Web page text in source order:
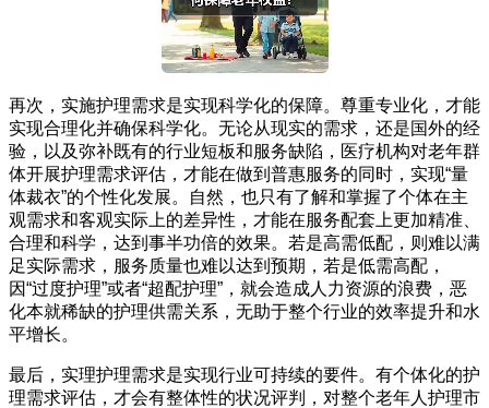
再次，实施护理需求是实现科学化的保障。尊重专业化，才能
实现合理化并确保科学化。无论从现实的需求，还是国外的经
验，以及弥补既有的行业短板和服务缺陷，医疗机构对老年群
体开展护理需求评估，才能在做到普惠服务的同时，实现“量
体裁衣”的个性化发展。自然，也只有了解和掌握了个体在主
观需求和客观实际上的差异性，才能在服务配套上更加精准、
合理和科学，达到事半功倍的效果。若是高需低配，则难以满
足实际需求，服务质量也难以达到预期，若是低需高配，
因“过度护理”或者“超配护理”，就会造成人力资源的浪费，恶
化本就稀缺的护理供需关系，无助于整个行业的效率提升和水
平增长。
最后，实理护理需求是实现行业可持续的要件。有个体化的护
理需求评估，才会有整体性的状况评判，对整个老年人护理市